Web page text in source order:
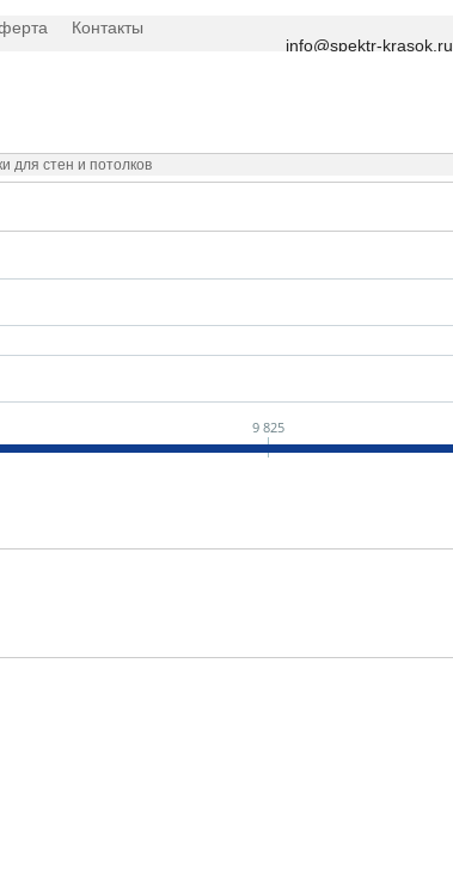
Контакты
info@spektr-krasok.ru
для стен и потолков
9 825